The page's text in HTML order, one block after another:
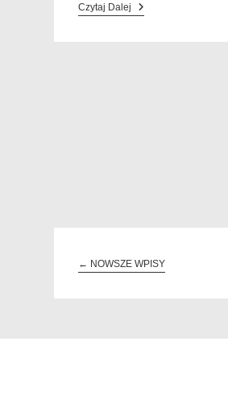
Czytaj Dalej
← NOWSZE WPISY